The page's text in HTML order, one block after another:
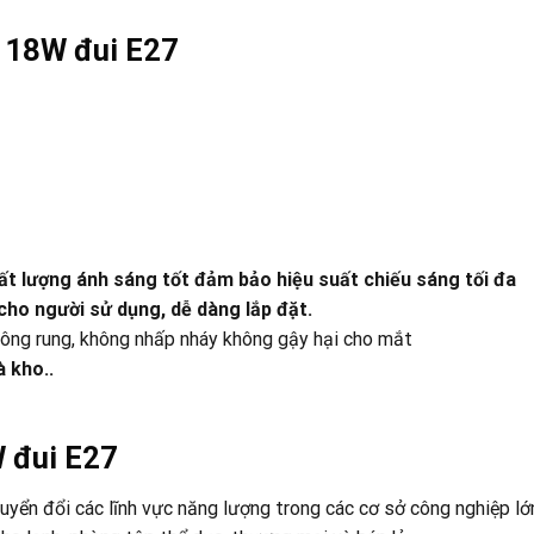
đui E27
lượng ánh sáng tốt đảm bảo hiệu suất chiếu sáng tối đa
người sử dụng, dễ dàng lắp đặt.
rung, không nhấp nháy không gậy hại cho mắt
kho..
đui E27
đổi các lĩnh vực năng lượng trong các cơ sở công nghiệp